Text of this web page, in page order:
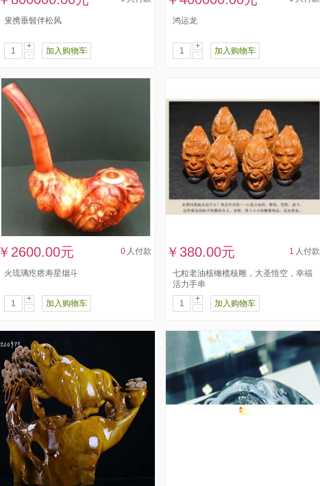
叟携垂髫伴松风
+
-
加入购物车
鸿运龙
+
-
加入购物车
￥2600.00元 0 人付款
火琉璃疙瘩寿星烟斗
+
-
加入购物车
￥380.00元 1 人付款
七粒老油核橄榄核雕，大圣悟空，幸福
活力手串
+
-
加入购物车